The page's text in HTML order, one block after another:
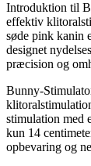
Introduktion til
effektiv
søde pink kanin
designet
præcision og
Bunny-
stimulation med
kun 14
opbevaring og